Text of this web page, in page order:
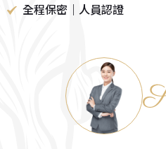
全程保密｜人員認證